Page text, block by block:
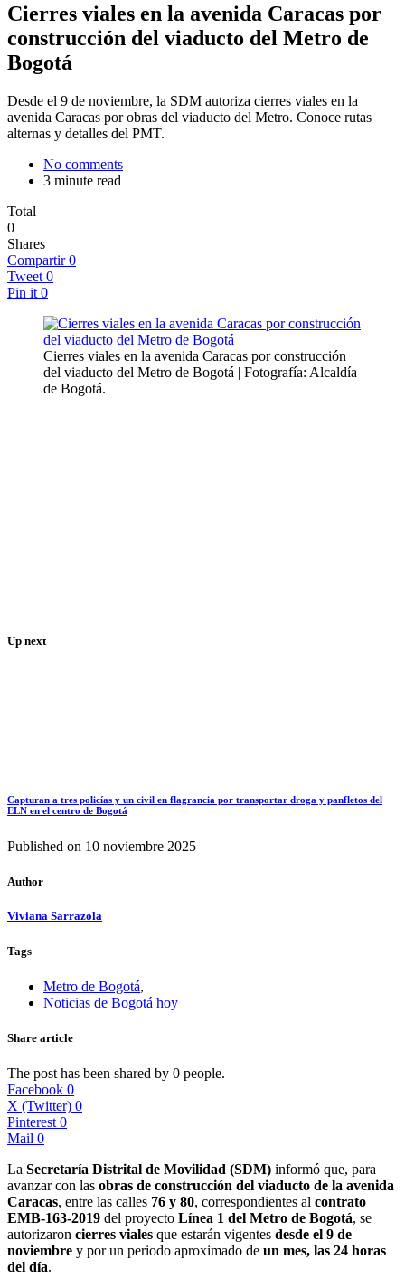
Cierres viales en la avenida Caracas por
construcción del viaducto del Metro de
Bogotá
Desde el 9 de noviembre, la SDM autoriza cierres viales en la
avenida Caracas por obras del viaducto del Metro. Conoce rutas
alternas y detalles del PMT.
No comments
3 minute read
Total
0
Shares
Compartir 0
Tweet 0
Pin it 0
Cierres viales en la avenida Caracas por construcción
del viaducto del Metro de Bogotá | Fotografía: Alcaldía
de Bogotá.
Up next
Capturan a tres policías y un civil en flagrancia por transportar droga y panfletos del
ELN en el centro de Bogotá
Published on 10 noviembre 2025
Author
Viviana Sarrazola
Tags
Metro de Bogotá,
Noticias de Bogotá hoy
Share article
The post has been shared by 0 people.
Facebook 0
X (Twitter) 0
Pinterest 0
Mail 0
La Secretaría Distrital de Movilidad (SDM) informó que, para
avanzar con las obras de construcción del viaducto de la avenida
Caracas, entre las calles 76 y 80, correspondientes al contrato
EMB-163-2019 del proyecto Línea 1 del Metro de Bogotá, se
autorizaron cierres viales que estarán vigentes desde el 9 de
noviembre y por un periodo aproximado de un mes, las 24 horas
del día.